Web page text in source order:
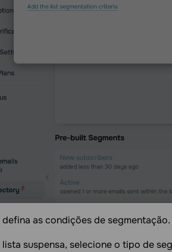
as condições de segmentação.
lista suspensa, selecione o tipo de